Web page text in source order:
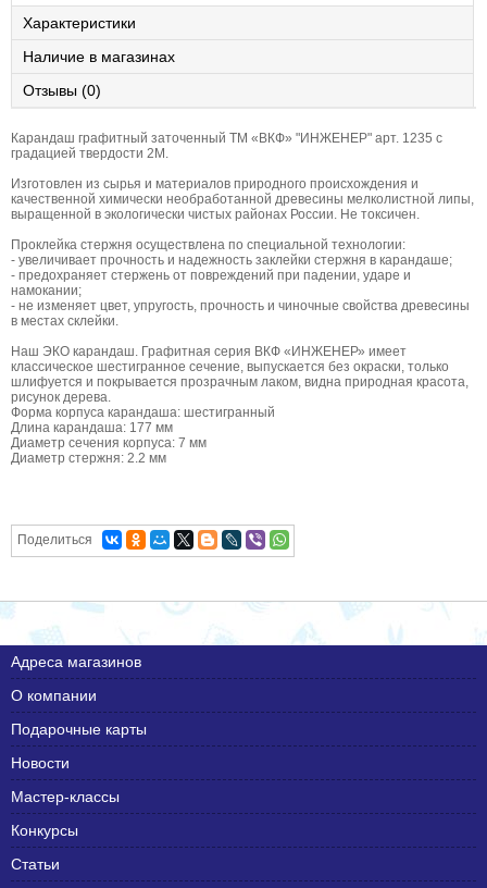
Характеристики
Наличие в магазинах
Отзывы (0)
Карандаш графитный заточенный ТМ «ВКФ» "ИНЖЕНЕР" арт. 1235 с
градацией твердости 2М.
Изготовлен из сырья и материалов природного происхождения и
качественной химически необработанной древесины мелколистной липы,
выращенной в экологически чистых районах России. Не токсичен.
Проклейка стержня осуществлена по специальной технологии:
- увеличивает прочность и надежность заклейки стержня в карандаше;
- предохраняет стержень от повреждений при падении, ударе и
намокании;
- не изменяет цвет, упругость, прочность и чиночные свойства древесины
в местах склейки.
Наш ЭКО карандаш. Графитная серия ВКФ «ИНЖЕНЕР» имеет
классическое шестигранное сечение, выпускается без окраски, только
шлифуется и покрывается прозрачным лаком, видна природная красота,
рисунок дерева.
Форма корпуса карандаша: шестигранный
Длина карандаша: 177 мм
Диаметр сечения корпуса: 7 мм
Диаметр стержня: 2.2 мм
Поделиться
Адреса магазинов
О компании
Подарочные карты
Новости
Мастер-классы
Конкурсы
Статьи